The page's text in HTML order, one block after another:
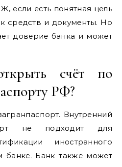
если есть понятная цель
средств и документы. Но
доверие банка и может
счёт по
РФ?
Внутренний
не подходит для
иностранного
банке. Банк также может